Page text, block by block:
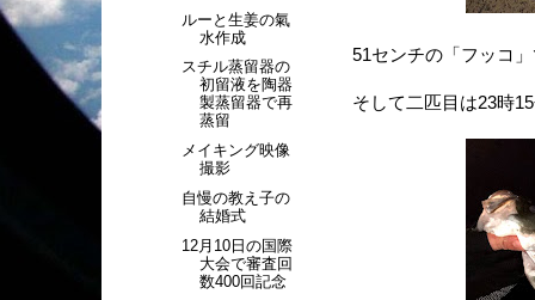
51センチの「フッコ
そして二匹目は23時
ルーと生姜の氣
水作成
スチル蒸留器の
初留液を陶器
製蒸留器で再
蒸留
メイキング映像
撮影
自慢の教え子の
結婚式
12月10日の国際
大会で審査回
数400回記念